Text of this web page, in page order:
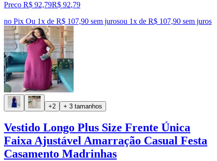
Preço R$ 92,79R$ 92,79
no Pix Ou 1x de R$ 107,90 sem jurosou 1x de R$ 107,90 sem juros
+2 + 3 tamanhos
Vestido Longo Plus Size Frente Única
Faixa Ajustável Amarração Casual Festa
Casamento Madrinhas